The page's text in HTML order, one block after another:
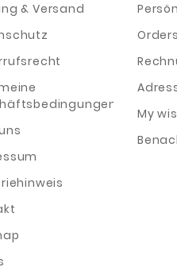
& Versand
Orders
My